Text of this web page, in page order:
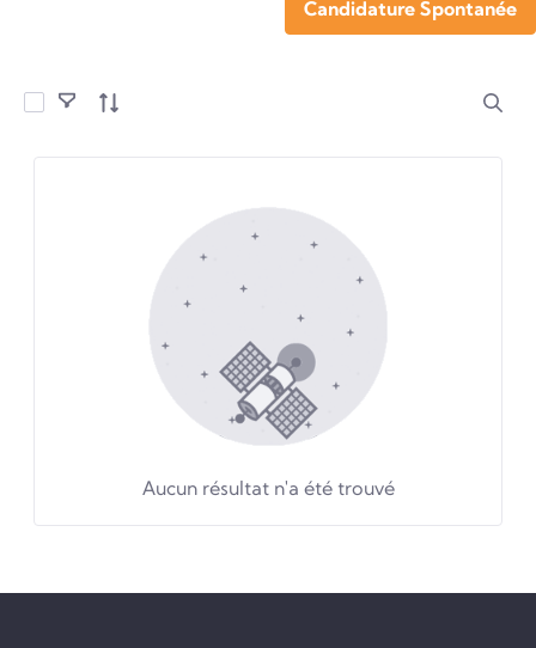
Candidature Spontanée
Sélectionner les éléments
Aucun résultat n'a été trouvé